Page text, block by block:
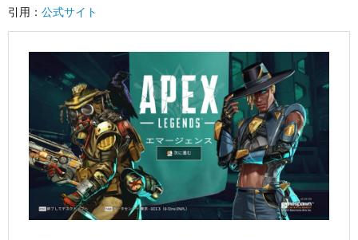
引用： 公式サイト